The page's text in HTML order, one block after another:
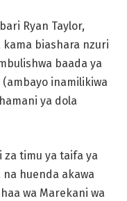
Ryan Taylor,
biashara nzuri
baada ya
(ambayo inamilikiwa
ya dola
za timu ya taifa ya
huenda akawa
wa Marekani wa